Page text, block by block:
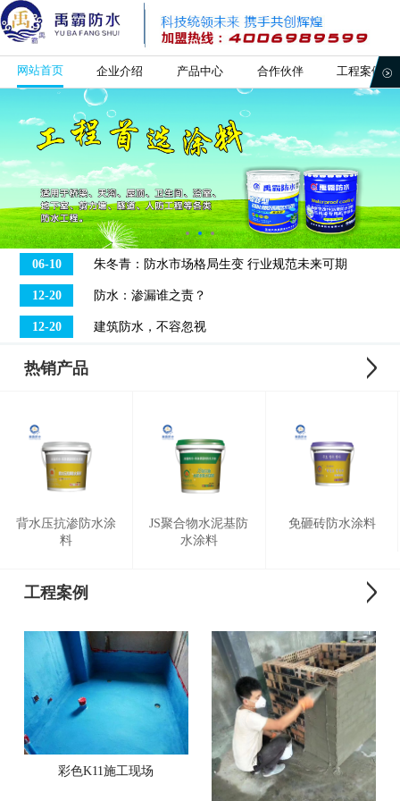
网站首页 企业介绍 产品中心 合作伙伴 工程案例
06-10 朱冬青：防水市场格局生变 行业规范未来可期
12-20 防水：渗漏谁之责？
12-20 建筑防水，不容忽视
热销产品
背水压抗渗防水涂
料
JS聚合物水泥基防
水涂料
免砸砖防水涂料
工程案例
彩色K11施工现场